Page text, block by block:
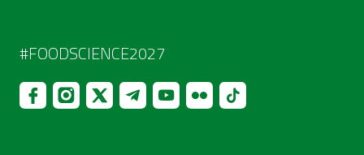
#FOODSCIENCE2027